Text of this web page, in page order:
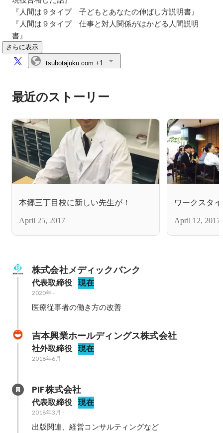
『人間は９タイプ　子どもとあなたの伸ばし方説明書』
『人間は９タイプ　仕事と対人関係がはかどる人間説明
書』
さらに表示
tsubotajuku.com +1
最近のストーリー
本郷三丁目校に新しい先生が！
April 25, 2017
ワークスタ
April 12, 2017
株式会社メディックバンク
代表取締役 現在
2020年-
医療従事者の働き方の改善
吉本興業ホールディングス株式会社
社外取締役 現在
2018年6月 -
PIF株式会社
代表取締役 現在
2018年3月 -
出版関連、経営コンサルティングなど